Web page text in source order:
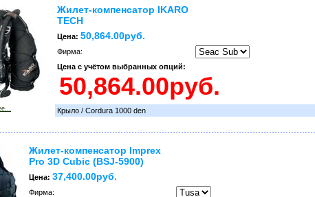
Жилет-компенсатор IKARO
TECH
Цена: 50,864.00руб.
Фирма:
Цена с учётом выбранных опций:
Крыло / Cordura 1000 den
Жилет-компенсатор Imprex
Pro 3D Cubic (BSJ-5900)
Цена: 37,400.00руб.
Фирма: